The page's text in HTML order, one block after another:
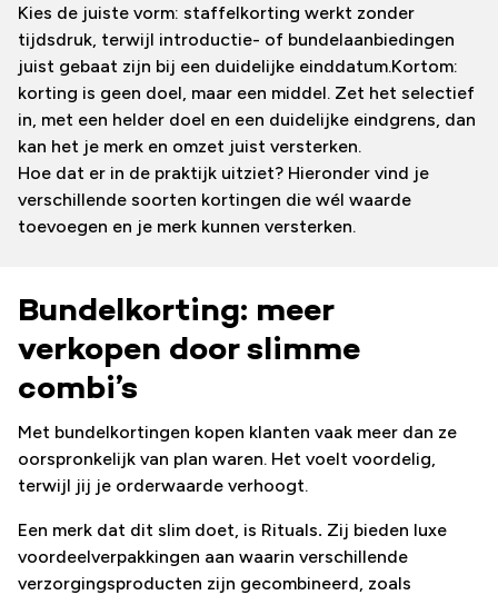
Kies de juiste vorm: staffelkorting werkt zonder
tijdsdruk, terwijl introductie- of bundelaanbiedingen
juist gebaat zijn bij een duidelijke einddatum.Kortom:
korting is geen doel, maar een middel. Zet het selectief
in, met een helder doel en een duidelijke eindgrens, dan
kan het je merk en omzet juist versterken.
Hoe dat er in de praktijk uitziet? Hieronder vind je
verschillende soorten kortingen die wél waarde
toevoegen en je merk kunnen versterken.
Bundelkorting: meer
verkopen door slimme
combi’s
Met bundelkortingen kopen klanten vaak meer dan ze
oorspronkelijk van plan waren. Het voelt voordelig,
terwijl jij je orderwaarde verhoogt.
Een merk dat dit slim doet, is Rituals. Zij bieden luxe
voordeelverpakkingen aan waarin verschillende
verzorgingsproducten zijn gecombineerd, zoals